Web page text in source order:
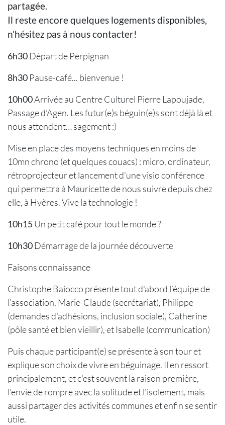
partagée.
Il reste encore quelques logements disponibles,
n'hésitez pas à nous contacter!
6h30Départ de Perpignan
8h30 Pause-café... bienvenue !
10h00Arrivée au Centre Culturel Pierre Lapoujade,
Passage d’Agen. Les futur(e)s béguin(e)s sont déjà là et
nous attendent… sagement :)
Mise en place des moyens techniques en moins de
10mn chrono (et quelques couacs) : micro, ordinateur,
rétroprojecteur et lancement d’une visio conférence
qui permettra à Mauricette de nous suivre depuis chez
elle, à Hyères. Vive la technologie !
10h15Un petit café pour tout le monde ?
10h30Démarrage de la journée découverte
Faisons connaissance
Christophe Baiocco présente tout d'abord l’équipe de
l’association, Marie-Claude (secrétariat), Philippe
(demandes d'adhésions, inclusion sociale), Catherine
(pôle santé et bien vieillir), et Isabelle (communication)
Puis chaque participant(e) se présente à son tour et
explique son choix de vivre en béguinage. Il en ressort
principalement, et c'est souvent la raison première,
l'envie de rompre avec la solitude et l'isolement, mais
aussi partager des activités communes et enfin se sentir
utile.